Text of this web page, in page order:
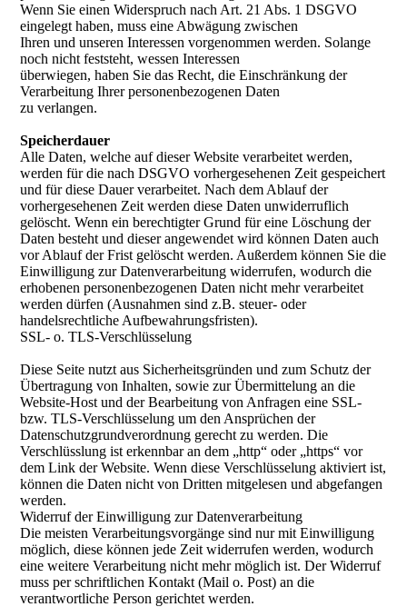
Wenn Sie einen Widerspruch nach Art. 21 Abs. 1 DSGVO
eingelegt haben, muss eine Abwägung zwischen
Ihren und unseren Interessen vorgenommen werden. Solange
noch nicht feststeht, wessen Interessen
überwiegen, haben Sie das Recht, die Einschränkung der
Verarbeitung Ihrer personenbezogenen Daten
zu verlangen.
Speicherdauer
Alle Daten, welche auf dieser Website verarbeitet werden,
werden für die nach DSGVO vorhergesehenen Zeit gespeichert
und für diese Dauer verarbeitet. Nach dem Ablauf der
vorhergesehenen Zeit werden diese Daten unwiderruflich
gelöscht. Wenn ein berechtigter Grund für eine Löschung der
Daten besteht und dieser angewendet wird können Daten auch
vor Ablauf der Frist gelöscht werden. Außerdem können Sie die
Einwilligung zur Datenverarbeitung widerrufen, wodurch die
erhobenen personenbezogenen Daten nicht mehr verarbeitet
werden dürfen (Ausnahmen sind z.B. steuer- oder
handelsrechtliche Aufbewahrungsfristen).
SSL- o. TLS-Verschlüsselung
Diese Seite nutzt aus Sicherheitsgründen und zum Schutz der
Übertragung von Inhalten, sowie zur Übermittelung an die
Website-Host und der Bearbeitung von Anfragen eine SSL-
bzw. TLS-Verschlüsselung um den Ansprüchen der
Datenschutzgrundverordnung gerecht zu werden. Die
Verschlüsslung ist erkennbar an dem „http“ oder „https“ vor
dem Link der Website. Wenn diese Verschlüsselung aktiviert ist,
können die Daten nicht von Dritten mitgelesen und abgefangen
werden.
Widerruf der Einwilligung zur Datenverarbeitung
Die meisten Verarbeitungsvorgänge sind nur mit Einwilligung
möglich, diese können jede Zeit widerrufen werden, wodurch
eine weitere Verarbeitung nicht mehr möglich ist. Der Widerruf
muss per schriftlichen Kontakt (Mail o. Post) an die
verantwortliche Person gerichtet werden.